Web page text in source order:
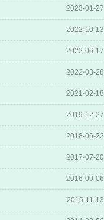
2023-01-27
2022-10-13
2022-06-17
2022-03-28
2021-02-18
2019-12-27
2018-06-22
2017-07-20
2016-09-06
2015-11-13